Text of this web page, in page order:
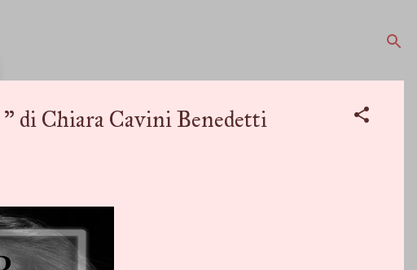
Chiara Cavini Benedetti